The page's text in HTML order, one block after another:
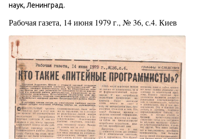
наук, Ленинград.
Рабочая газета, 14 июня 1979 г., № 36, с.4. Киев